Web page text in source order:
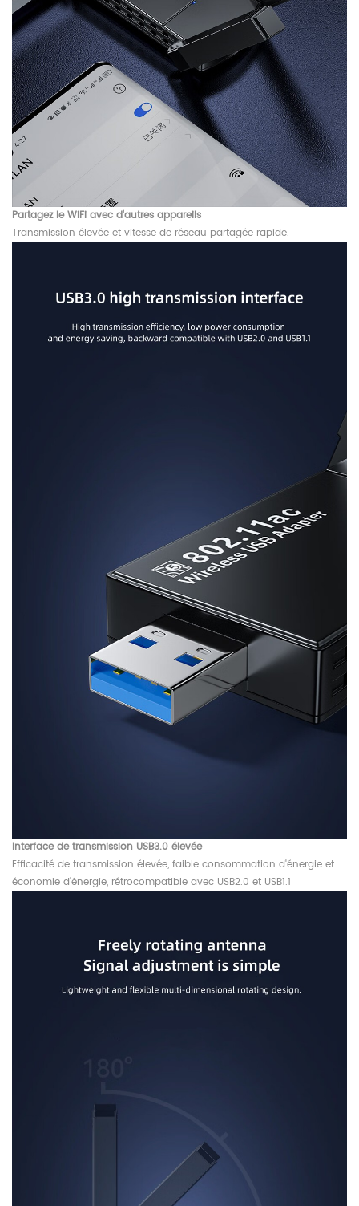
Partagez le WiFi avec d'autres appareils
Transmission élevée et vitesse de réseau partagée rapide.
Interface de transmission USB3.0 élevée
Efficacité de transmission élevée, faible consommation d'énergie et
économie d'énergie, rétrocompatible avec USB2.0 et USB1.1